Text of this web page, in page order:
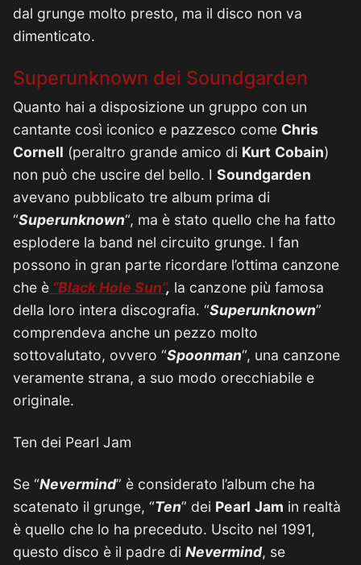
dal grunge molto presto, ma il disco non va
dimenticato.
Superunknown dei Soundgarden
Quanto hai a disposizione un gruppo con un
cantante così iconico e pazzesco come Chris
Cornell (peraltro grande amico di Kurt Cobain)
non può che uscire del bello. I Soundgarden
avevano pubblicato tre album prima di
“Superunknown“, ma è stato quello che ha fatto
esplodere la band nel circuito grunge. I fan
possono in gran parte ricordare l’ottima canzone
che è “Black Hole Sun”, la canzone più famosa
della loro intera discografia. “Superunknown”
comprendeva anche un pezzo molto
sottovalutato, ovvero “Spoonman“, una canzone
veramente strana, a suo modo orecchiabile e
originale.
Ten dei Pearl Jam
Se “Nevermind” è considerato l’album che ha
scatenato il grunge, “Ten” dei Pearl Jam in realtà
è quello che lo ha preceduto. Uscito nel 1991,
questo disco è il padre di Nevermind, se